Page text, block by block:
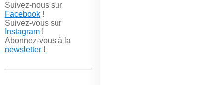
Suivez-nous sur
Facebook!
Suivez-vous sur
Instagram!
Abonnez-vous à la
newsletter!